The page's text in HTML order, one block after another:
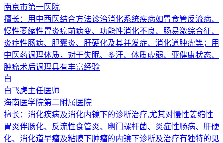
南京市第一医院
擅长： 用中西医结合方法诊治消化系统疾病如胃食管反流病、
慢性萎缩性胃炎癌前病变、功能性消化不良、肠易激综合征、
炎症性肠病、胆囊炎、肝硬化及其并发症、消化道肿瘤等；用
中医药调理体质，对于失眠、多汗、体质虚弱、亚健康状态、
肿瘤术后调理具有丰富经验
白
白飞虎主任医师
海南医学院第二附属医院
擅长： 消化疾病及消化内镜下的诊断治疗,尤其对慢性姜缩性
胃炎伴肠化、反流性食管炎、幽门螺杆菌、炎症性肠病、肝硬
化、消化道早瘤及粘膜下肿瘤的内镜下诊断及治疗有独特的见